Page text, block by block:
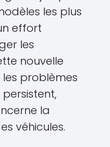
les plus
effort
les
nouvelle
problèmes
la
véhicules.